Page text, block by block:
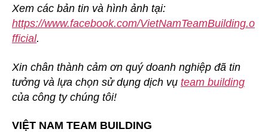
Xem các bản tin và hình ảnh tại:
https://www.facebook.com/VietNamTeamBuilding.o
fficial.
Xin chân thành cảm ơn quý doanh nghiệp đã tin
tưởng và lựa chọn sử dụng dịch vụ team building
của công ty chúng tôi!
VIỆT NAM TEAM BUILDING